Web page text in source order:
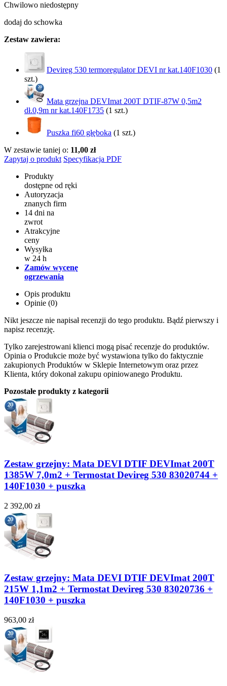
Chwilowo niedostępny
dodaj do schowka
Zestaw zawiera:
Devireg 530 termoregulator DEVI nr kat.140F1030 (1
szt.)
Mata grzejna DEVImat 200T DTIF-87W 0,5m2
dł.0,9m nr kat.140F1735 (1 szt.)
Puszka fi60 głęboka (1 szt.)
W zestawie taniej o: 11,00 zł
Zapytaj o produkt Specyfikacja PDF
Produkty
dostępne od ręki
Autoryzacja
znanych firm
14 dni na
zwrot
Atrakcyjne
ceny
Wysyłka
w 24 h
Zamów wycenę
ogrzewania
Opis produktu
Opinie (0)
Nikt jeszcze nie napisał recenzji do tego produktu. Bądź pierwszy i
napisz recenzję.
Tylko zarejestrowani klienci mogą pisać recenzje do produktów.
Opinia o Produkcie może być wystawiona tylko do faktycznie
zakupionych Produktów w Sklepie Internetowym oraz przez
Klienta, który dokonał zakupu opiniowanego Produktu.
Pozostałe produkty z kategorii
Zestaw grzejny: Mata DEVI DTIF DEVImat 200T
1385W 7,0m2 + Termostat Devireg 530 83020744 +
140F1030 + puszka
2 392,00 zł
Zestaw grzejny: Mata DEVI DTIF DEVImat 200T
215W 1,1m2 + Termostat Devireg 530 83020736 +
140F1030 + puszka
963,00 zł